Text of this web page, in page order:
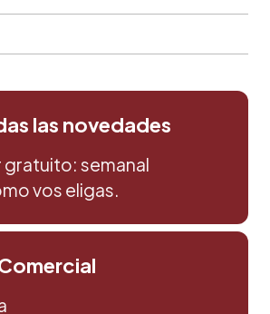
las novedades
semanal
vos eligas.